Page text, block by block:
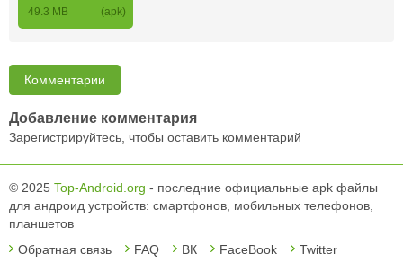
49.3 MB (apk)
Комментарии
Добавление комментария
Зарегистрируйтесь, чтобы оставить комментарий
© 2025 Top-Android.org - последние официальные apk файлы
для андроид устройств: смартфонов, мобильных телефонов,
планшетов
Обратная связь
FAQ ВК FaceBook Twitter